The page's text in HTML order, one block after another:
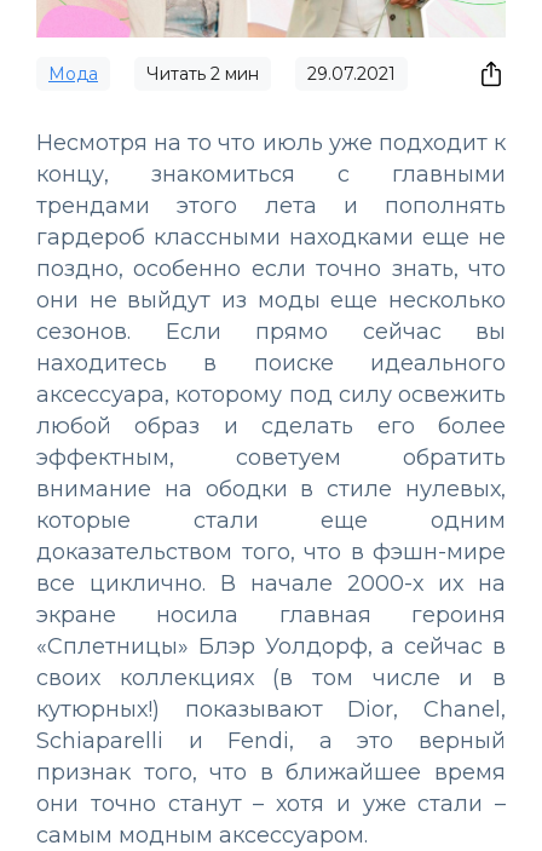
Мода Читать 2 мин 29.07.2021
Несмотря на то что июль уже подходит к
концу, знакомиться с главными
трендами этого лета и пополнять
гардероб классными находками еще не
поздно, особенно если точно знать, что
они не выйдут из моды еще несколько
сезонов. Если прямо сейчас вы
находитесь в поиске идеального
аксессуара, которому под силу освежить
любой образ и сделать его более
эффектным, советуем обратить
внимание на ободки в стиле нулевых,
которые стали еще одним
доказательством того, что в фэшн-мире
все циклично. В начале 2000-х их на
экране носила главная героиня
«Сплетницы» Блэр Уолдорф, а сейчас в
своих коллекциях (в том числе и в
кутюрных!) показывают Dior, Chanel,
Schiaparelli и Fendi, а это верный
признак того, что в ближайшее время
они точно станут – хотя и уже стали –
самым модным аксессуаром.